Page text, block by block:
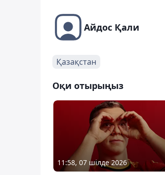
Айдос Қали
Қазақстан
Оқи отырыңыз
11:58, 07 шілде 2026